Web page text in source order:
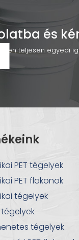
és
teljesen egyedi
PET tégelyek
PET flakonok
tégelyek
tégelyek